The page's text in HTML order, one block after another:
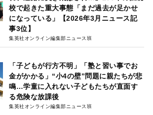
校で起きた重大事態「まだ過去が足かせ
になっている」【2026年3月ニュース記
事3位】
集英社オンライン編集部ニュース班
「子どもが行方不明」「塾と習い事でお
金がかかる」“小4の壁”問題に親たちが悲
鳴…学童に入れない子どもたちが直面す
る危険な放課後
集英社オンライン編集部ニュース班